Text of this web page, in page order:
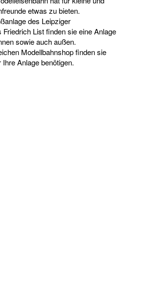
etwas zu bieten.
des Leipziger
Friedrich List finden sie eine Anlage
sowie auch außen.
Modellbahnshop finden sie
Anlage benötigen.